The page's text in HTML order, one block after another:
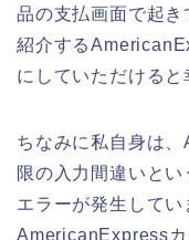
品の支払画面で起
紹介する
にしていただけると
ちなみに私自身は
限の入力間違いと
エラーが発生して
AmericanExpress